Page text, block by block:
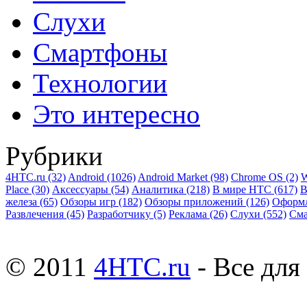
Слухи
Смартфоны
Технологии
Это интересно
Рубрики
4HTC.ru (32) Android (1026) Android Market (98) Chrome OS (2)
Place (30) Аксессуары (54) Аналитика (218) В мире HTC (617)
железа (65) Обзоры игр (182) Обзоры приложений (126)
Развлечения (45) Разработчику (5) Реклама (26) Слухи (552)
© 2011 4HTC.ru - Все